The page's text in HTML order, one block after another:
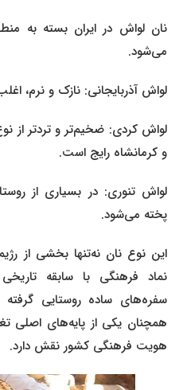
نان لواش در ایران بسته به
می‌شود.
لواش آذربایجانی: نازک و نرم،
لواش کردی: ضخیم‌تر و تردتر از
و کرمانشاه رایج است.
لواش تنوری: در بسیاری از
پخته می‌شود.
این نوع نان نه‌تنها بخشی از رژیم
نماد فرهنگی با سابقه
سفره‌های ساده روستایی گرفته تا
همچنان یکی از پایه‌های اصلی
هویت فرهنگی کشور نقش دارد.